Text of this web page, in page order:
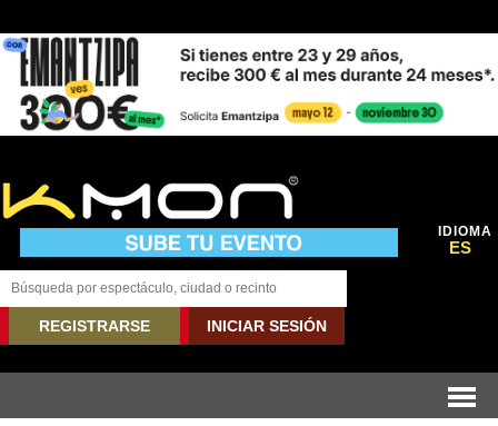
IDIOMA
ES
REGISTRARSE INICIAR SESIÓN